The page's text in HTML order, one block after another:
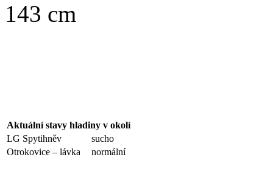
143 cm
Aktuální stavy hladiny v okolí
LG Spytihněv
sucho
Otrokovice – lávka
normální